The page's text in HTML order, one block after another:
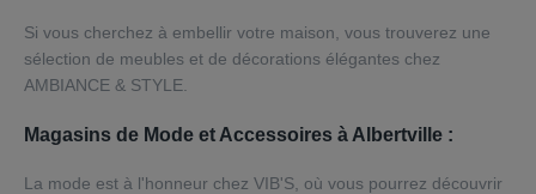
Si vous cherchez à embellir votre maison, vous trouverez une
sélection de meubles et de décorations élégantes chez
AMBIANCE & STYLE.
Magasins de Mode et Accessoires à Albertville :
La mode est à l'honneur chez VIB'S, où vous pourrez découvrir